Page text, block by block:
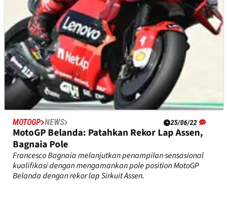
MOTOGP NEWS 25/06/22
MotoGP Belanda: Patahkan Rekor Lap Assen,
Bagnaia Pole
Francesco Bagnaia melanjutkan penampilan sensasional
kualifikasi dengan mengamankan pole position MotoGP
Belanda dengan rekor lap Sirkuit Assen.